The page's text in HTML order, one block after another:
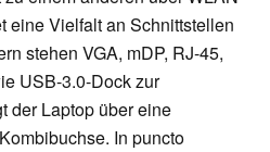
eine Vielfalt an Schnittstellen
stehen VGA, mDP, RJ-45,
USB-3.0-Dock zur
der Laptop über eine
In puncto